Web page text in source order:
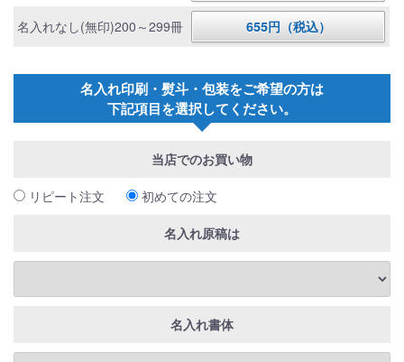
名入れなし(無印)200～299冊 655円（税込）
名入れ印刷・熨斗・包装をご希望の方は
下記項目を選択してください。
当店でのお買い物
リピート注文 初めての注文
名入れ原稿は
名入れ書体